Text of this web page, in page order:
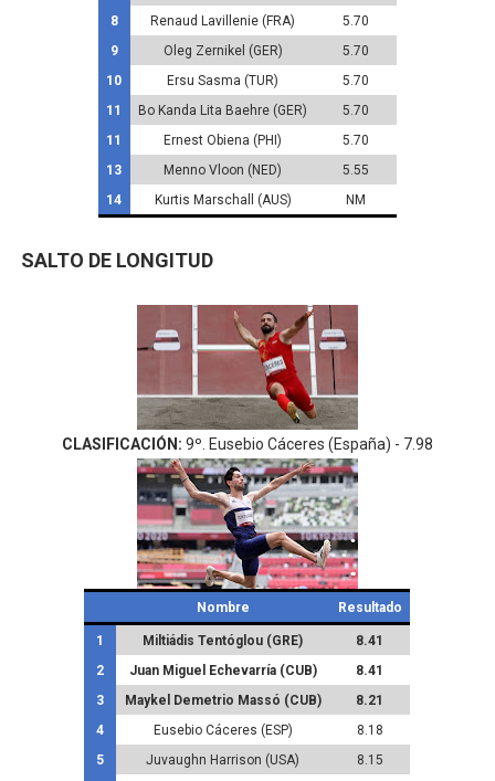
8
Renaud Lavillenie (FRA)
5.70
9
Oleg Zernikel (GER)
5.70
10
Ersu Sasma (TUR)
5.70
11
Bo Kanda Lita Baehre (GER)
5.70
11
Ernest Obiena (PHI)
5.70
13
Menno Vloon (NED)
5.55
14
Kurtis Marschall (AUS) NM
SALTO DE LONGITUD
CLASIFICACIÓN: 9º. Eusebio Cáceres (España) - 7.98
Nombre Resultado
1 Miltiádis Tentóglou (GRE)
8.41
2
Juan Miguel Echevarría (CUB)
8.41
3
Maykel Demetrio Massó (CUB)
8.21
4
Eusebio Cáceres (ESP)
8.18
5
Juvaughn Harrison (USA)
8.15